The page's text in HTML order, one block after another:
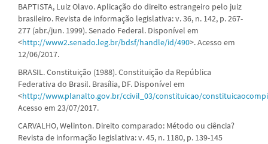
BAPTISTA, Luiz Olavo. Aplicação do direito estrangeiro pelo juiz
brasileiro. Revista de informação legislativa: v. 36, n. 142, p. 267-
277 (abr./jun. 1999). Senado Federal. Disponível em
<http://www2.senado.leg.br/bdsf/handle/id/490>. Acesso em
12/06/2017.
BRASIL. Constituição (1988). Constituição da República
Federativa do Brasil. Brasília, DF. Disponível em
<http://www.planalto.gov.br/ccivil_03/constituicao/
Acesso em 23/07/2017.
CARVALHO, Welinton. Direito comparado: Método ou ciência?
Revista de informação legislativa: v. 45, n. 1180, p. 139-145